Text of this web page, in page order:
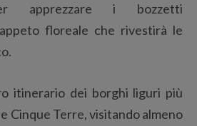
apprezzare i bozzetti
floreale che rivestirà le
itinerario dei borghi liguri più
Cinque Terre, visitando almeno